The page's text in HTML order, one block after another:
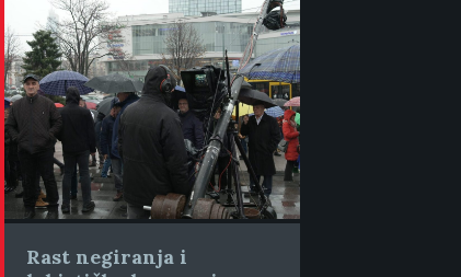
Rast negiranja i